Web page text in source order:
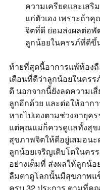
ความเครียดและเส
แก่ตัวเอง เพราะถ้า
จิตที่ดี ย่อมส่งผลต่อ
ลูกน้อยในครรภ์ที่ดีขึ้
ท้ายที่สุดนี้อาการแพ้ท้อง
เตือนที่ดีว่าลูกน้อยในคร
ดี นอกจากนี้ยังลดความเ
ลูกอีกด้วย และต่อให้อากา
หายไปเองตามช่วงอายุค
แต่คุณแม่ก็ควรดูแลทั้งสุข
สุขภาพจิตให้ดีอยู่เสมอนะ
ลูกน้อยเจริญเติบโตในคร
อย่างเต็มที่ ส่งผลให้ลูกน้อ
ลืมตาดูโลกนั้นมีสุขภาพแ